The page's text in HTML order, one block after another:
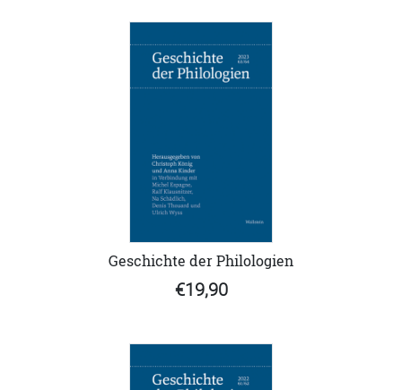
Geschichte der Philologien
€19,90